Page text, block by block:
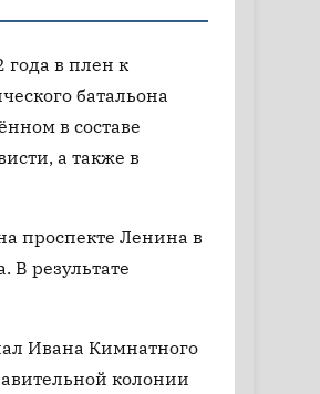
в плен к
батальона
в составе
а также в
проспекте Ленина в
В результате
Ивана Кимнатного
колонии